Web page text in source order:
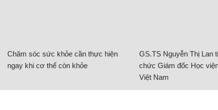
Chăm sóc sức khỏe cần thực hiện
ngay khi cơ thể còn khỏe
GS.TS Nguyễn Thị Lan
chức Giám đốc Học
Việt Nam